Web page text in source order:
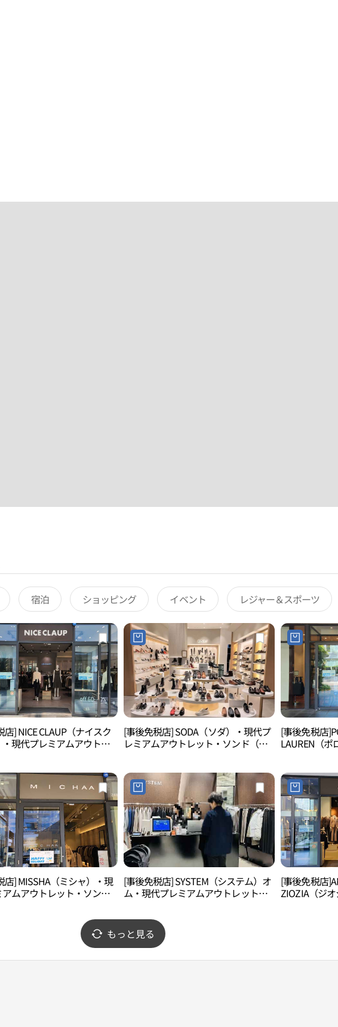
宿泊 ショッピング イベント レジャー＆スポーツ
店] NICE CLAUP（ナイスク
・現代プレミアムアウトレ
[事後免税店] SODA（ソダ）・現代プ
レミアムアウトレット・ソンド（松
[事後免税店
LAUREN（
엄아울렛 송
店] MISSHA（ミシャ）・現
ムアウトレット・ソンド
[事後免税店] SYSTEM（システム）オ
ム・現代プレミアムアウトレット・
리미엄아울렛 송도점)
[事後免税店
ZIOZIA（ジ
もっと見る